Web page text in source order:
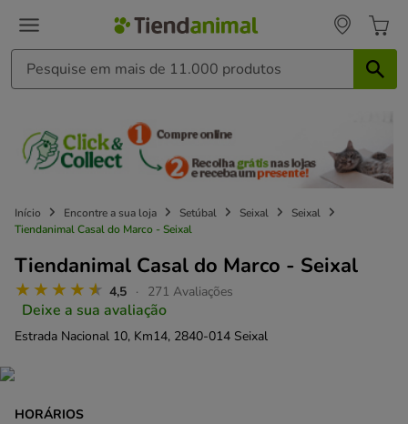
Início Encontre a sua loja Setúbal Seixal
Seixal
Tiendanimal Casal do Marco - Seixal
Tiendanimal Casal do Marco - Seixal
4,5 271 Avaliações
Deixe a sua avaliação
Estrada Nacional 10, Km14, 2840-014 Seixal
HORÁRIOS